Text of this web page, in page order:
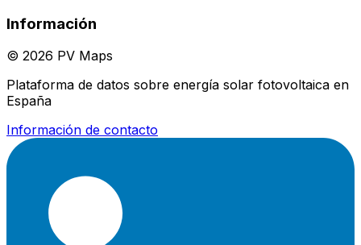
Información
© 2026 PV Maps
Plataforma de datos sobre energía solar fotovoltaica en
España
Información de contacto